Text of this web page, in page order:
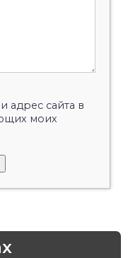
адрес сайта в
моих